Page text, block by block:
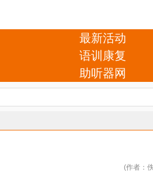
最新活动
语训康复
助听器网
(作者：